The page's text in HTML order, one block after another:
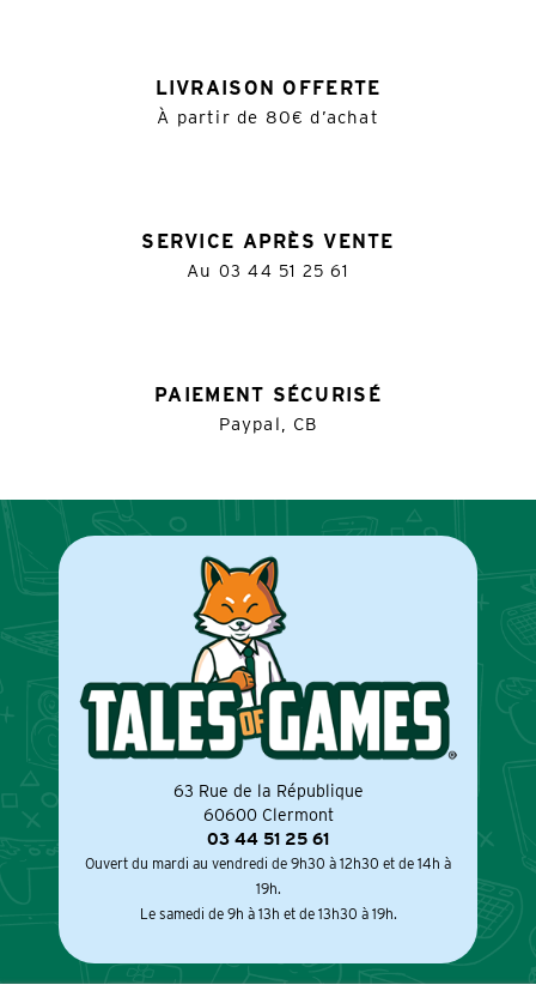
LIVRAISON OFFERTE
À partir de 80€ d’achat
SERVICE APRÈS VENTE
Au 03 44 51 25 61
PAIEMENT SÉCURISÉ
Paypal, CB
63 Rue de la République
60600 Clermont
03 44 51 25 61
Ouvert du mardi au vendredi de 9h30 à 12h30 et de 14h à
19h.
Le samedi de 9h à 13h et de 13h30 à 19h.